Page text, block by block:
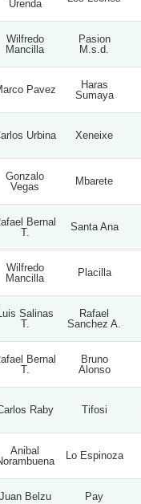
Urenda
Wilfredo
Mancilla
Pasion
M.s.d.
Pavez
Haras
Sumaya
Urbina Xeneixe
Gonzalo
Vegas
Mbarete
Bernal
T.
Santa Ana
Wilfredo
Mancilla
Placilla
Salinas
T.
Rafael
Sanchez A.
Bernal
T.
Bruno
Alonso
Raby Tifosi
Anibal
Lo Espinoza
Juan Belzu Pay